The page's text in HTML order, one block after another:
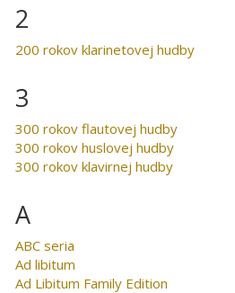
2
200 rokov klarinetovej hudby
3
300 rokov flautovej hudby
300 rokov huslovej hudby
300 rokov klavirnej hudby
A
ABC seria
Ad libitum
Ad Libitum Family Edition